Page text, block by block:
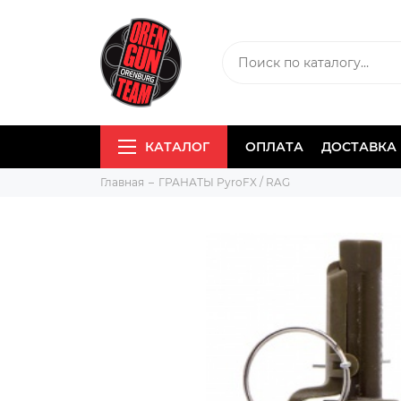
КАТАЛОГ ОПЛАТА ДОСТАВКА
Главная ГРАНАТЫ PyroFX / RAG